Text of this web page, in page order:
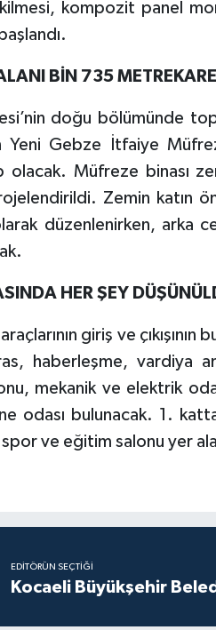
kompozit panel
BİN 735 METREKARE
doğu bölümünde
Yeni Gebze İtfaiye
olacak. Müfreze binası
Zemin katın
düzenlenirken, arka
HER ŞEY
giriş ve
haberleşme, vardiya
mekanik ve elektrik
odası bulunacak. 1.
ve eğitim salonu yer
EDITÖRÜN SEÇTIĞI
Kocaeli Büyükşehir